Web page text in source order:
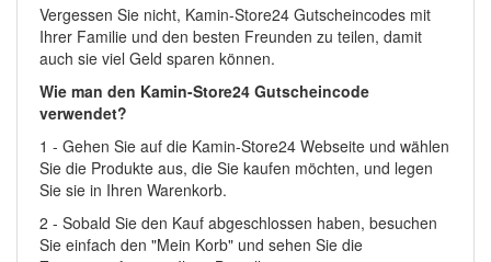
Vergessen Sie nicht, Kamin-Store24 Gutscheincodes mit
Ihrer Familie und den besten Freunden zu teilen, damit
auch sie viel Geld sparen können.
Wie man den Kamin-Store24 Gutscheincode
verwendet?
1 - Gehen Sie auf die Kamin-Store24 Webseite und wählen
Sie die Produkte aus, die Sie kaufen möchten, und legen
Sie sie in Ihren Warenkorb.
2 - Sobald Sie den Kauf abgeschlossen haben, besuchen
Sie einfach den "Mein Korb" und sehen Sie die